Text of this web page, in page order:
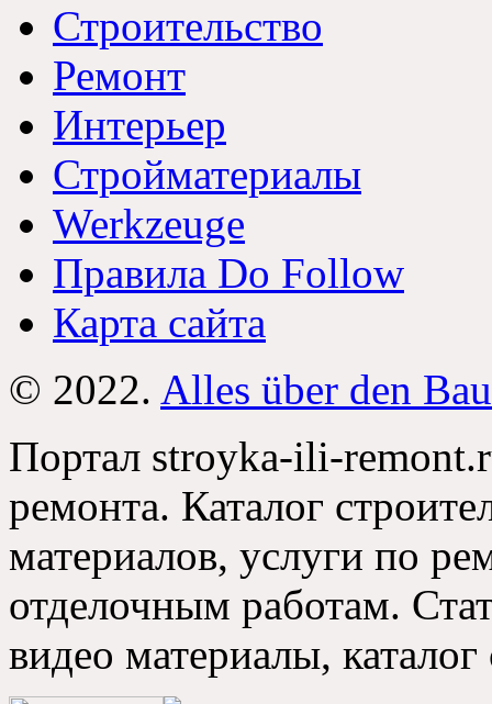
Строительство
Ремонт
Интерьер
Стройматериалы
Werkzeuge
Правила Do Follow
Карта сайта
© 2022. Alles über den Bau
Портал stroyka-ili-
ремонта. Каталог
материалов, услуги по
отделочным работам.
видео материалы,